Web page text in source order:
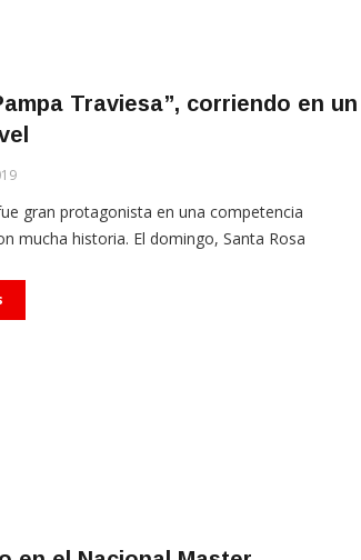
Traviesa”, corriendo en un
gran protagonista en una competencia
mucha historia. El domingo, Santa Rosa